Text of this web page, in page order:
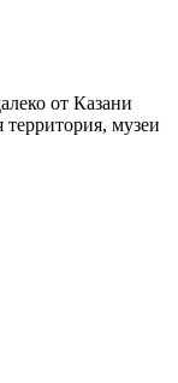
от Казани
музеи